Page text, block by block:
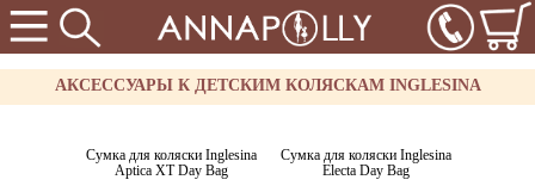
АКСЕССУАРЫ К ДЕТСКИМ КОЛЯСКАМ INGLESINA
Сумка для коляски Inglesina
Aptica XT Day Bag
Сумка для коляски Inglesina
Electa Day Bag